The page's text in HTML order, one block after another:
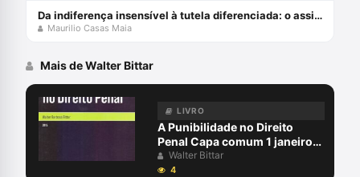
Da indiferença insensível à tutela diferenciada: o assistido defensorial e o cumprimento de sentença – esperanças da cidadania no ncpc
Maurilio Casas Maia
Mais de Walter Bittar
LIVRO
A Punibilidade no Direito
Penal Capa comum 1 janeiro
2015
Walter Bittar
4